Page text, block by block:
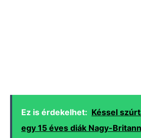
Ez is érdekelhet: Késsel
egy 15 éves diák Nagy-